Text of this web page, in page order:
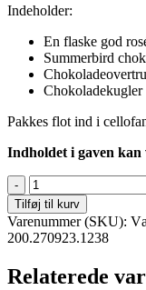
Indeholder:
En flaske god
Summerbird
Chokoladekugler
Pakkes flot ind i
Indholdet i gaven
Vært-/værtindegave
med
rosévin
antal
Tilføj til kurv
Varenummer (SKU):
200.270923.1238
Relaterede